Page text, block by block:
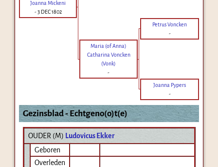
Joanna Mickeni
-3 DEC 1802
Petrus Voncken
-
Maria (of Anna)
Catharina Voncken
(Vonk)
-
Joanna Pypers
-
Gezinsblad - Echtgeno(o)t(e)
OUDER (M) Ludovicus Ekker
Geboren
Overleden